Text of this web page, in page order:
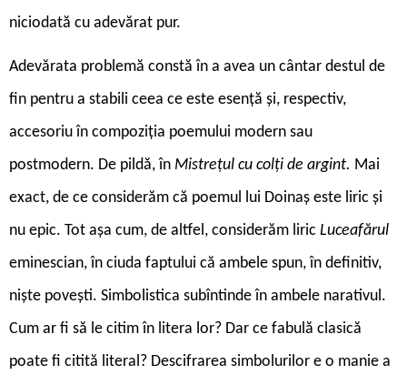
niciodată cu adevărat pur.
Adevărata problemă constă în a avea un cântar destul de
fin pentru a stabili ceea ce este esență și, respectiv,
accesoriu în compoziția poemului modern sau
postmodern. De pildă, în Mistrețul cu colți de argint. Mai
exact, de ce considerăm că poemul lui Doinaș este liric și
nu epic. Tot așa cum, de altfel, considerăm liric Luceafărul
eminescian, în ciuda faptului că ambele spun, în definitiv,
niște povești. Simbolistica subîntinde în ambele narativul.
Cum ar fi să le citim în litera lor? Dar ce fabulă clasică
poate fi citită literal? Descifrarea simbolurilor e o manie a